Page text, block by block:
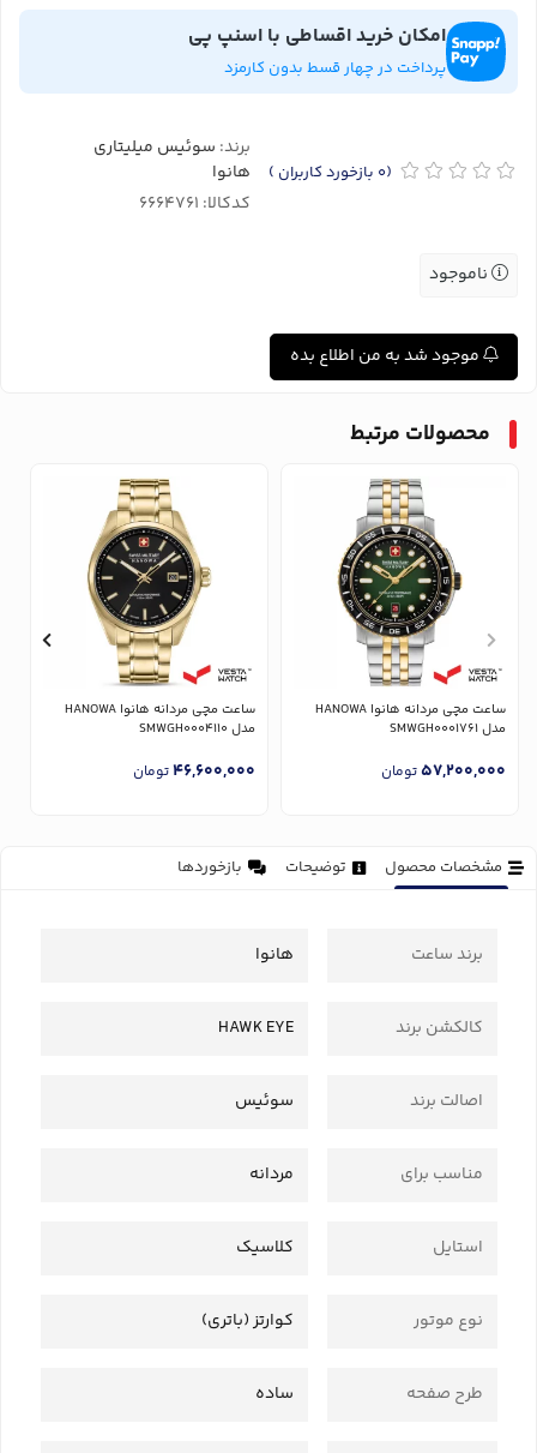
امکان خرید اقساطی با اسنپ پی
پرداخت در چهار قسط بدون کارمزد
(0 بازخورد کاربران )
برند: سوئیس میلیتاری
هانوا
کدکالا:
ناموجود
موجود شد به من اطلاع بده
محصولات مرتبط
ساعت مچی مردانه هانوا HANOWA
مدل SMWGH0001761
57,200,000تومان
ساعت مچی مردانه هانوا HANOWA
مدل SMWGH0004110
46,600,000تومان
مشخصات محصول توضیحات بازخوردها
برند ساعت هانوا
کالکشن برند HAWK EYE
اصالت برند سوئیس
مناسب برای مردانه
استایل کلاسیک
نوع موتور کوارتز (باتری)
طرح صفحه ساده